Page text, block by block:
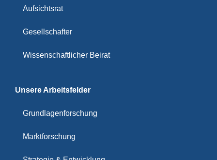
Aufsichtsrat
Gesellschafter
Wissenschaftlicher Beirat
Unsere Arbeitsfelder
Grundlagenforschung
Marktforschung